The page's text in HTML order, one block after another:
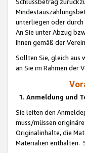
unterliegen oder
An Sie unter Abzug
Ihnen gemäß der
Sollten Sie, gleich aus
an Sie im Rahmen der
1. Anmeldung und
Sie leiten den
muss/müssen
Originalinhalte, die
Materialien enthalten.